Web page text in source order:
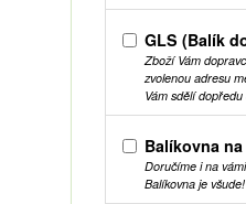
GLS (Balík
Zboží Vám
zvolenou adresu
Vám sdělí
Balíkovna
Doručíme i na
Balíkovna je všude!